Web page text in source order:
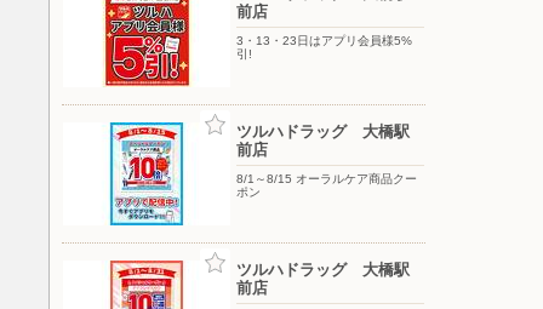
前店
3・13・23日はアプリ会員様5%
引!
ツルハドラッグ 大橋駅
前店
8/1～8/15 オーラルケア商品クー
ポン
ツルハドラッグ 大橋駅
前店